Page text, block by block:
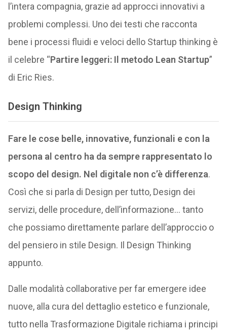
l’intera compagnia, grazie ad approcci innovativi a
problemi complessi. Uno dei testi che racconta
bene i processi fluidi e veloci dello Startup thinking è
il celebre “Partire leggeri: Il metodo Lean Startup”
di Eric Ries.
Design Thinking
Fare le cose belle, innovative, funzionali e con la
persona al centro ha da sempre rappresentato lo
scopo del design. Nel digitale non c’è differenza.
Così che si parla di Design per tutto, Design dei
servizi, delle procedure, dell’informazione… tanto
che possiamo direttamente parlare dell’approccio o
del pensiero in stile Design. Il Design Thinking
appunto.
Dalle modalità collaborative per far emergere idee
nuove, alla cura del dettaglio estetico e funzionale,
tutto nella Trasformazione Digitale richiama i principi